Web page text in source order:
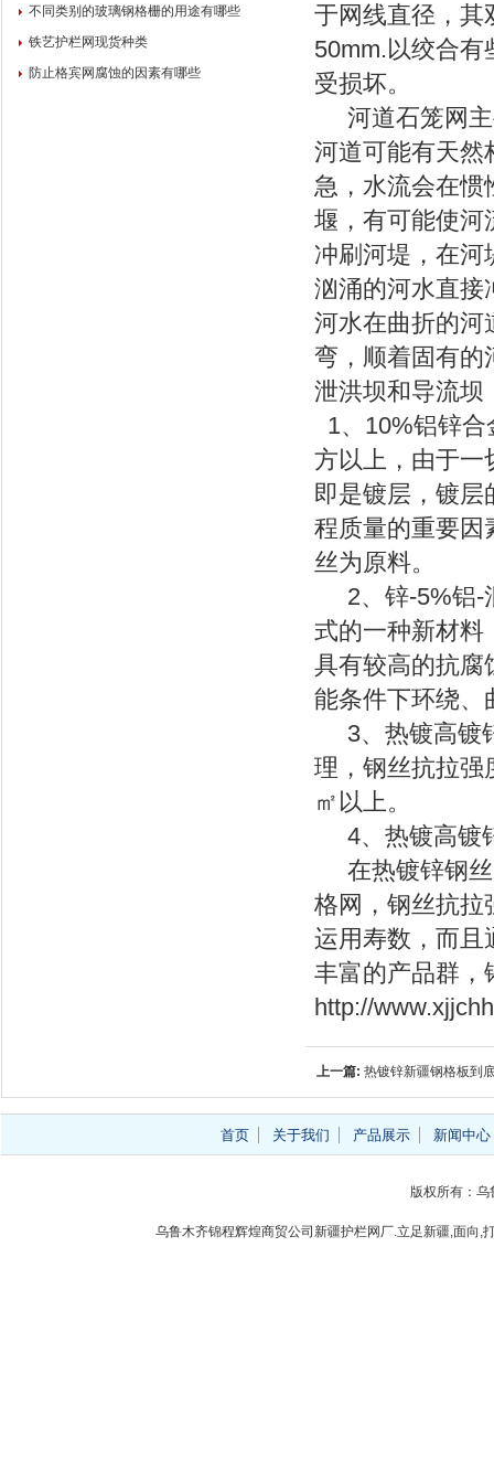
于网线直径，其
50mm.以绞合
受损坏。
河道石笼网主
河道可能有天然
急，水流会在惯
堰，有可能使河
冲刷河堤，在河
汹涌的河水直接
河水在曲折的河
弯，顺着固有的
泄洪坝和导流坝
1、10%铝锌
方以上，由于一
即是镀层，镀层
程质量的重要因
丝为原料。
2、锌-5%铝-
式的一种新材料
具有较高的抗腐
能条件下环绕
3、热镀高镀
理，钢丝抗拉强
㎡以上。
4、热镀高镀
在热镀锌钢丝
格网，钢丝抗拉
运用寿数，而且
丰富的产品群，
http://
上一篇:热镀锌新疆钢格板到
不同类别的玻璃钢格栅的用途有哪些
铁艺护栏网现货种类
防止格宾网腐蚀的因素有哪些
首页 关于我们 产品展示 新闻中心
版权所有：乌
乌鲁木齐锦程辉煌商贸公司新疆护栏网厂.立足新疆,面向,